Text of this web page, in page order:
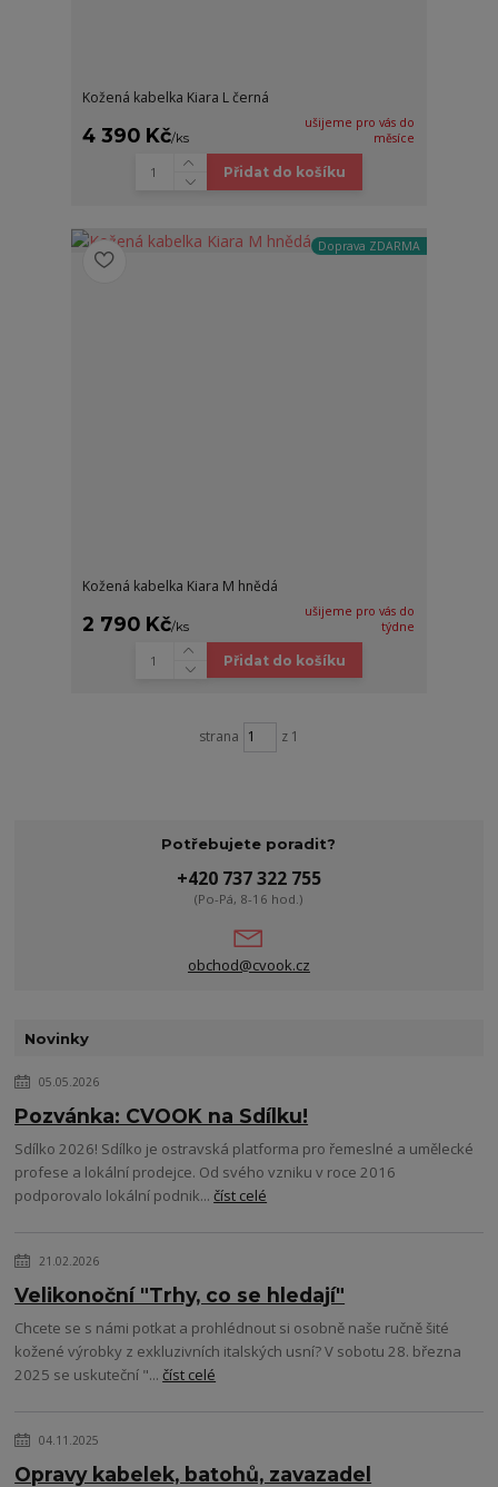
Kožená kabelka Kiara L černá
4 390 Kč/ks
ušijeme pro vás do
měsíce
Přidat do košíku
Doprava ZDARMA
Kožená kabelka Kiara M hnědá
2 790 Kč/ks
ušijeme pro vás do
týdne
Přidat do košíku
strana z 1
Potřebujete poradit?
+420 737 322 755
(Po-Pá, 8-16 hod.)
obchod@cvook.cz
Novinky
05.05.2026
Pozvánka: CVOOK na Sdílku!
Sdílko 2026! Sdílko je ostravská platforma pro řemeslné a umělecké
profese a lokální prodejce. Od svého vzniku v roce 2016
podporovalo lokální podnik...číst celé
21.02.2026
Velikonoční "Trhy, co se hledají"
Chcete se s námi potkat a prohlédnout si osobně naše ručně šité
kožené výrobky z exkluzivních italských usní? V sobotu 28. března
2025 se uskuteční "...číst celé
04.11.2025
Opravy kabelek, batohů, zavazadel